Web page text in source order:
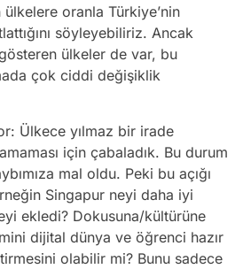
oranla Türkiye’nin
söyleyebiliriz. Ancak
ülkeler de var, bu
çok ciddi değişiklik
Ülkece yılmaz bir irade
için çabaladık. Bu durum
mal oldu. Peki bu açığı
Singapur neyi daha iyi
ekledi? Dokusuna/kültürüne
dijital dünya ve öğrenci hazır
olabilir mi? Bunu sadece